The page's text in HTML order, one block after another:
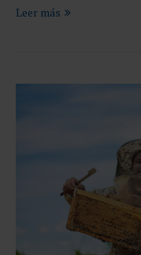
Leer más